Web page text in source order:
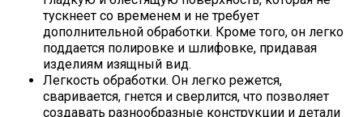
тускнеет со временем и не требует
дополнительной обработки. Кроме того, он легко
поддается полировке и шлифовке, придавая
изделиям изящный вид.
Легкость обработки. Он легко режется,
сваривается, гнется и сверлится, что позволяет
создавать разнообразные конструкции и детали